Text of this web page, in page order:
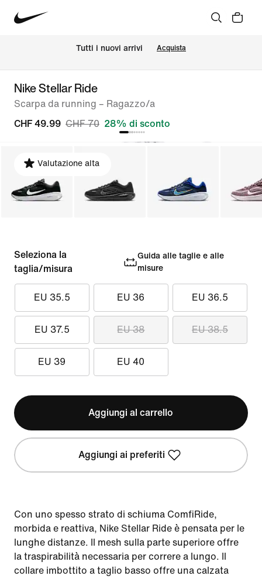
Tutti i nuovi arrivi Acquista
Nike Stellar Ride
Scarpa da running – Ragazzo/a
CHF 49.99 CHF 70 28% di sconto
Valutazione alta
Seleziona la
taglia/misura
Guida alle taglie e alle
misure
EU 35.5 EU 36 EU 36.5
EU 37.5 EU 38 EU 38.5
EU 39 EU 40
Aggiungi al carrello
Aggiungi ai preferiti
Con uno spesso strato di schiuma ComfiRide,
morbida e reattiva, Nike Stellar Ride è pensata per le
lunghe distanze. Il mesh sulla parte superiore offre
la traspirabilità necessaria per correre a lungo. Il
collare imbottito a taglio basso offre una calzata